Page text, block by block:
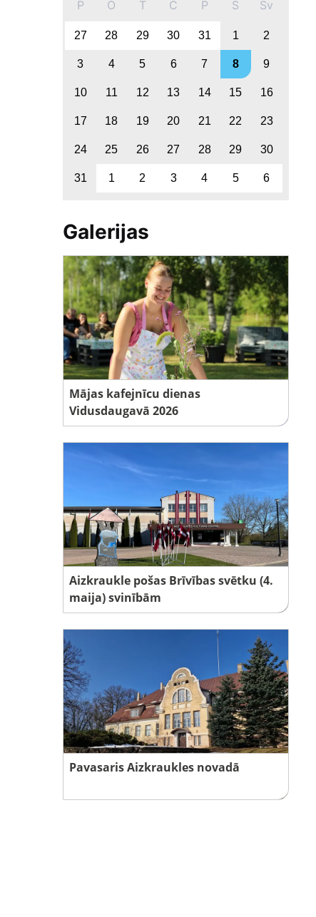
P O T C P S Sv
27 28 29 30 31 1 2
3 4 5 6 7 8 9
10 11 12 13 14 15 16
17 18 19 20 21 22 23
24 25 26 27 28 29 30
31 1 2 3 4 5 6
Galerijas
Mājas kafejnīcu dienas
Vidusdaugavā 2026
Aizkraukle pošas Brīvības svētku (4.
maija) svinībām
Pavasaris Aizkraukles novadā